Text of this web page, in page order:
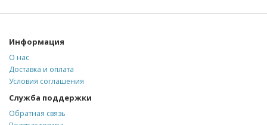
Информация
О нас
Доставка и оплата
Условия соглашения
Служба поддержки
Обратная связь